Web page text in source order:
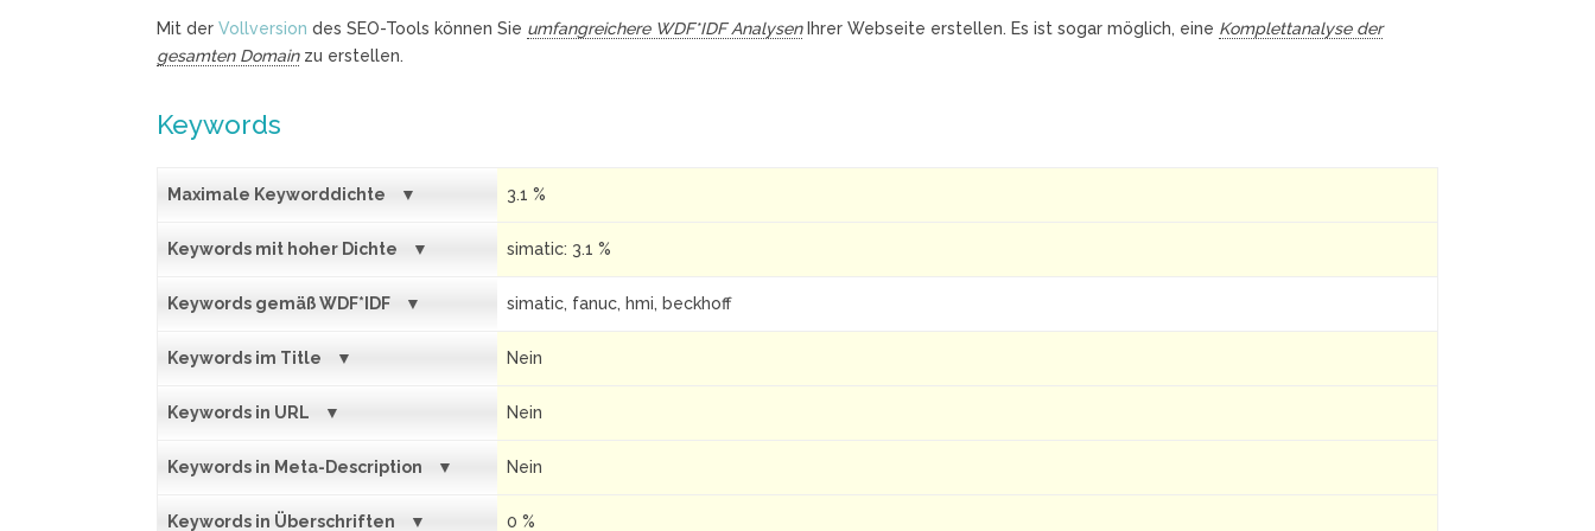
Mit der Vollversion des SEO-Tools können Sie umfangreichere WDF*IDF AnalysenIhrer Webseite erstellen. Es ist sogar möglich, eine Komplettanalyse der
gesamten Domainzu erstellen.
Keywords
Maximale Keyworddichte 3.1 %
Keywords mit hoher Dichte simatic: 3.1 %
Keywords gemäß WDF*IDF simatic, fanuc, hmi, beckhoff
Keywords im Title Nein
Keywords in URL Nein
Keywords in Meta-Description Nein
Keywords in Überschriften 0 %